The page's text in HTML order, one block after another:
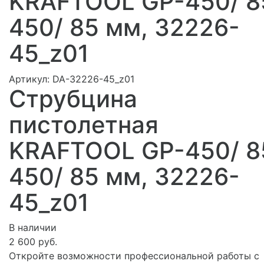
450/ 85 мм, 32226-
45_z01
Артикул: DA-32226-45_z01
Струбцина
пистолетная
KRAFTOOL GP-450/
450/ 85 мм, 32226-
45_z01
В наличии
2 600 руб.
Откройте возможности профессиональной работы с